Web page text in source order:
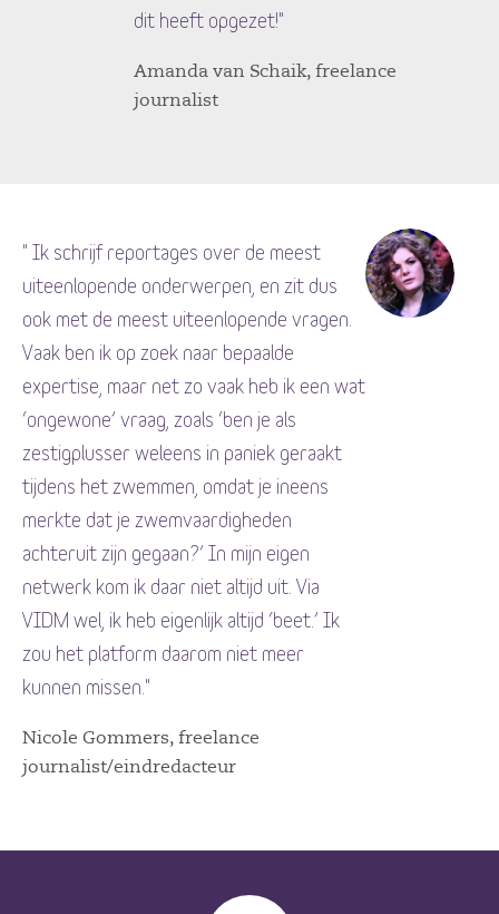
dit heeft opgezet!"
Amanda van Schaik, freelance
journalist
" Ik schrijf reportages over de meest
uiteenlopende onderwerpen, en zit dus
ook met de meest uiteenlopende vragen.
Vaak ben ik op zoek naar bepaalde
expertise, maar net zo vaak heb ik een wat
‘ongewone’ vraag, zoals ‘ben je als
zestigplusser weleens in paniek geraakt
tijdens het zwemmen, omdat je ineens
merkte dat je zwemvaardigheden
achteruit zijn gegaan?’ In mijn eigen
netwerk kom ik daar niet altijd uit. Via
VIDM wel, ik heb eigenlijk altijd ‘beet.’ Ik
zou het platform daarom niet meer
kunnen missen."
Nicole Gommers, freelance
journalist/eindredacteur